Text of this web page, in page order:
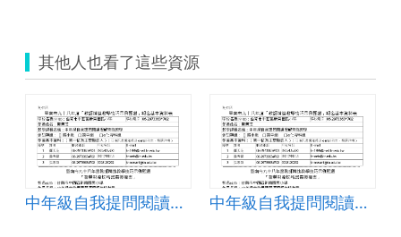
其他人也看了這些資源
中年級自我提問閱讀理解策略教學 中年級自我提問閱讀理解策略教學